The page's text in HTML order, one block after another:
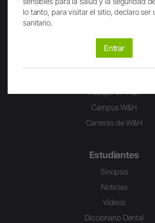
Sostenibilidad
Certificados
Trabajar en W&H
Campus W&H
Carreras de W&H
Estudiantes
Sinopsis
Noticias
Vídeos
Diccionario Dental
lo tanto, para visitar el sitio, declaro ser
sanitario.
Entrar